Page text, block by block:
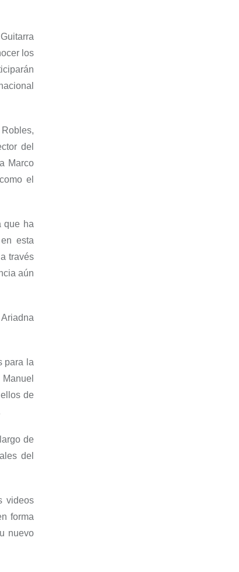
los
Robles,
del
Marco
el
que ha
esta
través
aún
para la
de
de
del
videos
forma
nuevo